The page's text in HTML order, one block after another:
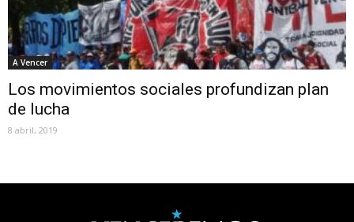
A Vencer
Los movimientos sociales profundizan plan
de lucha
8 abril, 2019